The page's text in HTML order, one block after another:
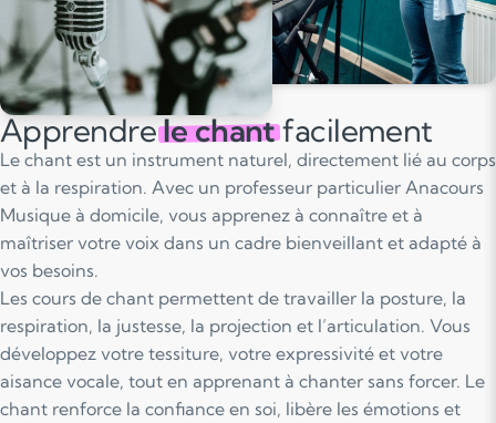
Apprendrele chantfacilement
Le chant est un instrument naturel, directement lié au corps
et à la respiration. Avec un professeur particulier Anacours
Musique à domicile, vous apprenez à connaître et à
maîtriser votre voix dans un cadre bienveillant et adapté à
vos besoins.
Les cours de chant permettent de travailler la posture, la
respiration, la justesse, la projection et l’articulation. Vous
développez votre tessiture, votre expressivité et votre
aisance vocale, tout en apprenant à chanter sans forcer. Le
chant renforce la confiance en soi, libère les émotions et